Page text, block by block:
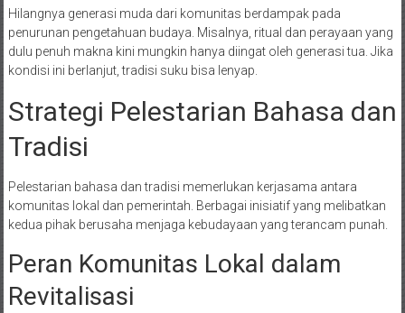
Hilangnya generasi muda dari komunitas berdampak pada
penurunan pengetahuan budaya. Misalnya, ritual dan perayaan yang
dulu penuh makna kini mungkin hanya diingat oleh generasi tua. Jika
kondisi ini berlanjut, tradisi suku bisa lenyap.
Strategi Pelestarian Bahasa dan
Tradisi
Pelestarian bahasa dan tradisi memerlukan kerjasama antara
komunitas lokal dan pemerintah. Berbagai inisiatif yang melibatkan
kedua pihak berusaha menjaga kebudayaan yang terancam punah.
Peran Komunitas Lokal dalam
Revitalisasi